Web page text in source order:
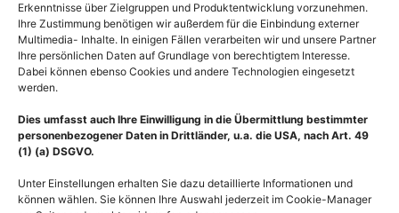
Erkenntnisse über Zielgruppen und Produktentwicklung vorzunehmen.
Ihre Zustimmung benötigen wir außerdem für die Einbindung externer
Multimedia- Inhalte. In einigen Fällen verarbeiten wir und unsere Partner
Ihre persönlichen Daten auf Grundlage von berechtigtem Interesse.
Dabei können ebenso Cookies und andere Technologien eingesetzt
werden.
Dies umfasst auch Ihre Einwilligung in die Übermittlung bestimmter
personenbezogener Daten in Drittländer, u.a. die USA, nach Art. 49
(1) (a) DSGVO.
Unter Einstellungen erhalten Sie dazu detaillierte Informationen und
können wählen. Sie können Ihre Auswahl jederzeit im Cookie-Manager